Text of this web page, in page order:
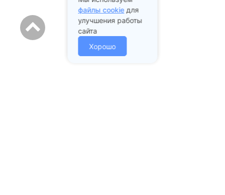
файлы cookieдля
улучшения работы
сайта
Хорошо